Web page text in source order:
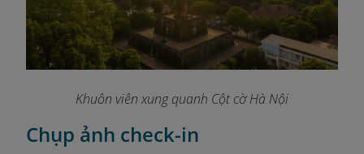
Khuôn viên xung quanh Cột cờ Hà Nội
Chụp ảnh check-in